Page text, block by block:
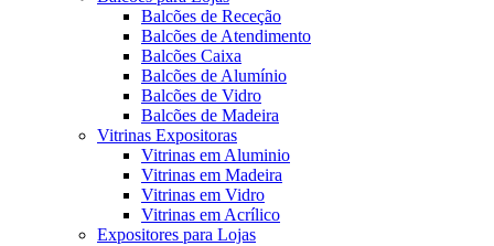
Balcões de Receção
Balcões de Atendimento
Balcões Caixa
Balcões de Alumínio
Balcões de Vidro
Balcões de Madeira
Vitrinas Expositoras
Vitrinas em Aluminio
Vitrinas em Madeira
Vitrinas em Vidro
Vitrinas em Acrílico
Expositores para Lojas